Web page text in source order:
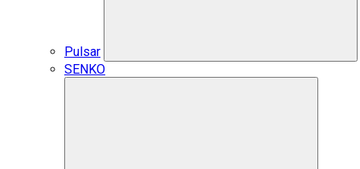
Pulsar
SENKO